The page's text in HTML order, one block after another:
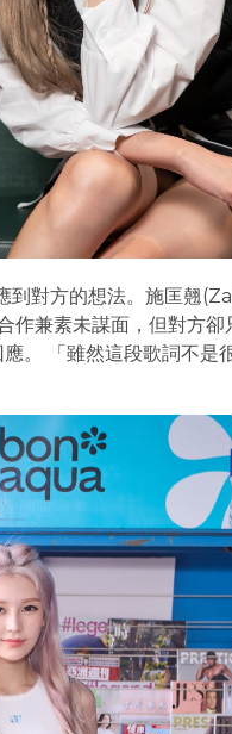
到對方的想法。施匡翹
作兼素未謀面，但對方卻
。 「雖然這段歌詞不是